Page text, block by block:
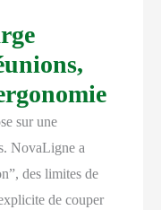
sur une
NovaLigne a
des limites de
de couper